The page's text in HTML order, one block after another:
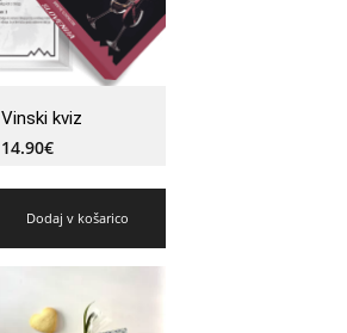
Vinski kviz
14.90€
Dodaj v košarico